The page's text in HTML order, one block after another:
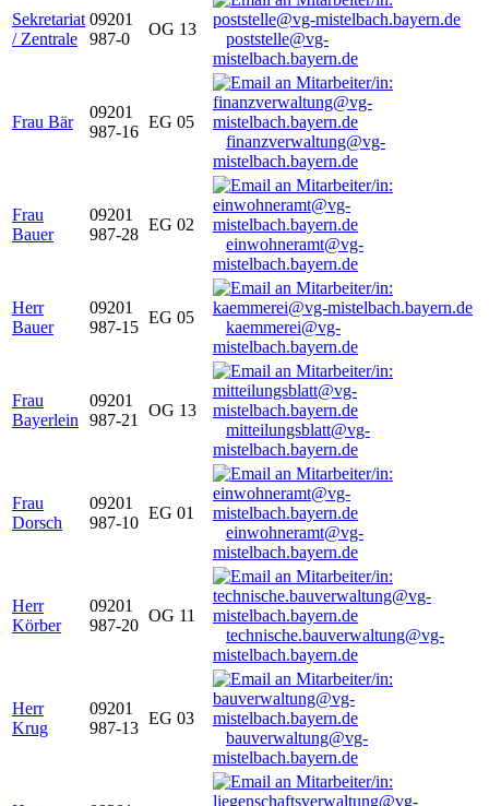
Sekretariat
/ Zentrale
09201
987-0
OG 13
poststelle@vg-
mistelbach.bayern.de
Frau Bär
09201
987-16
EG 05
finanzverwaltung@vg-
mistelbach.bayern.de
Frau
Bauer
09201
987-28
EG 02
einwohneramt@vg-
mistelbach.bayern.de
Herr
Bauer
09201
987-15
EG 05
kaemmerei@vg-
mistelbach.bayern.de
Frau
Bayerlein
09201
987-21
OG 13
mitteilungsblatt@vg-
mistelbach.bayern.de
Frau
Dorsch
09201
987-10
EG 01
einwohneramt@vg-
mistelbach.bayern.de
Herr
Körber
09201
987-20
OG 11
technische.bauverwaltung@vg-
mistelbach.bayern.de
Herr
Krug
09201
987-13
EG 03
bauverwaltung@vg-
mistelbach.bayern.de